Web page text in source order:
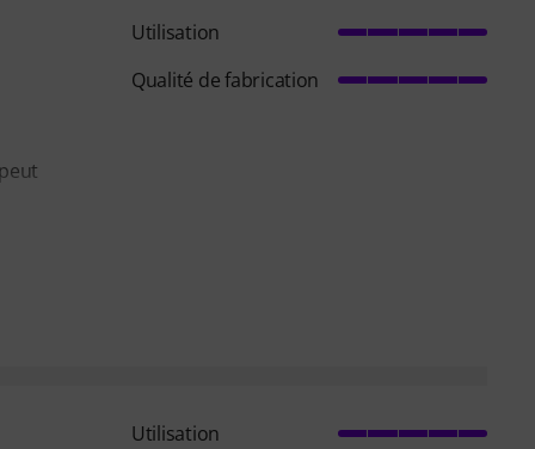
Utilisation
Qualité de fabrication
Utilisation